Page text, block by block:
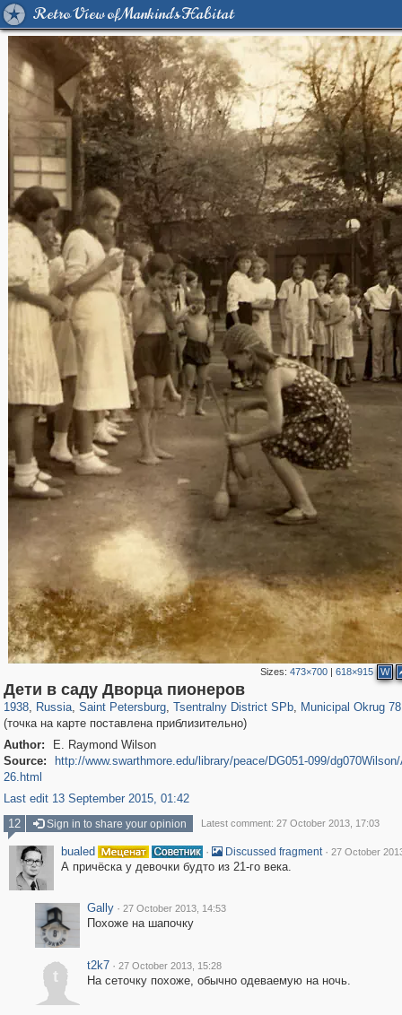
Retro View of Mankind's Habitat
Sizes: 473×700| 618×915 W
Дети в саду Дворца пионеров
1938, Russia
1,406,761 29,243
, Saint Petersburg
197,163 5,709
, Tsentralny District SPb
50,244 1,833
, Municipal Okrug 78
(точка на карте поставлена приблизительно)
Author:
E. Raymond Wilson
Source:
http://www.swarthmore.edu/library/peace/DG051-099/
26.html
Last edit 13 September 2015, 01:42
12
Sign in to share your opinion Latest comment: 27 October 2013, 17:03
bualed · Discussed fragment · 27 October
А причёска у девочки будто из 21-го века.
Gally · 27 October 2013, 14:53
Похоже на шапочку
t
t2k7 · 27 October 2013, 15:28
На сеточку похоже, обычно одеваемую на ночь.